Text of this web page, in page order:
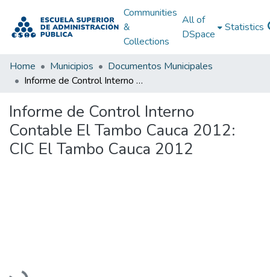
Communities
&
Collections
All of
DSpace
Statistics
Home Municipios
Documentos Municipales
Informe de Control Interno Contable El Tambo Cauca 2012: CIC El Tambo Cauca 2012
Informe de Control Interno
Contable El Tambo Cauca 2012:
CIC El Tambo Cauca 2012